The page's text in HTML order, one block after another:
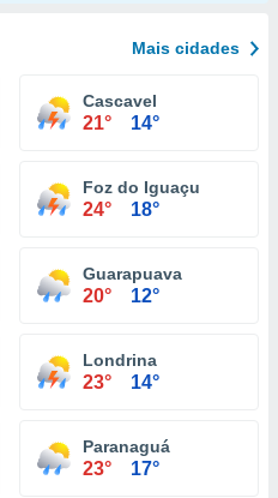
Mais cidades
Cascavel
21° 14°
Foz do Iguaçu
24° 18°
Guarapuava
20° 12°
Londrina
23° 14°
Paranaguá
23° 17°